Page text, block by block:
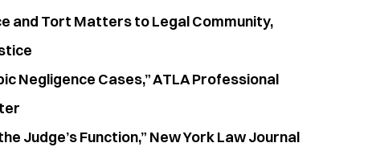
and Tort Matters to Legal Community,
Negligence Cases,” ATLA Professional
Judge’s Function,” New York Law Journal